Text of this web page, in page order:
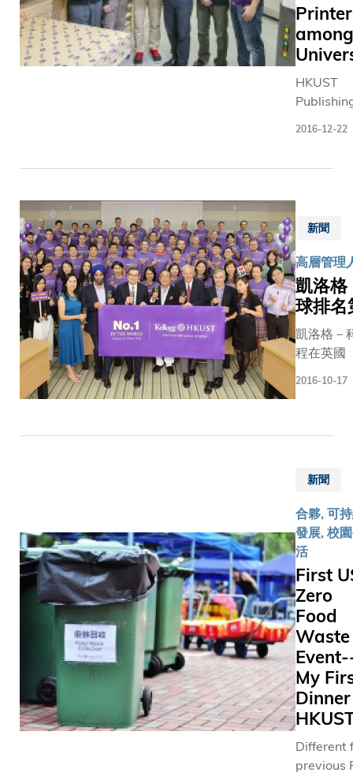
Printer
HKUST
Kong
obtain
Council
of-
(FSC-
2016-12-22
新聞
高層管理
凱洛
球排名
凱洛格－
程在英國
讀課程前後
(科大)校
我們深感
課程一直
列前三名
大學凱洛
為環球商
商學院院
夥伴關係
團隊，為
驗。我們
將推動我
素。」 凱洛格－科大EMBA課程將迎接成立二十週
的卓越成
人員的歡
2016-10-17
新聞
合夥, 可
發展, 校
活
First
Zero
Food
Waste
My
Different
previous